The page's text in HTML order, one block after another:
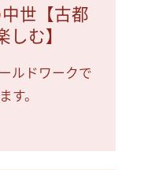
世【古都
む】
ルドワークで
す。